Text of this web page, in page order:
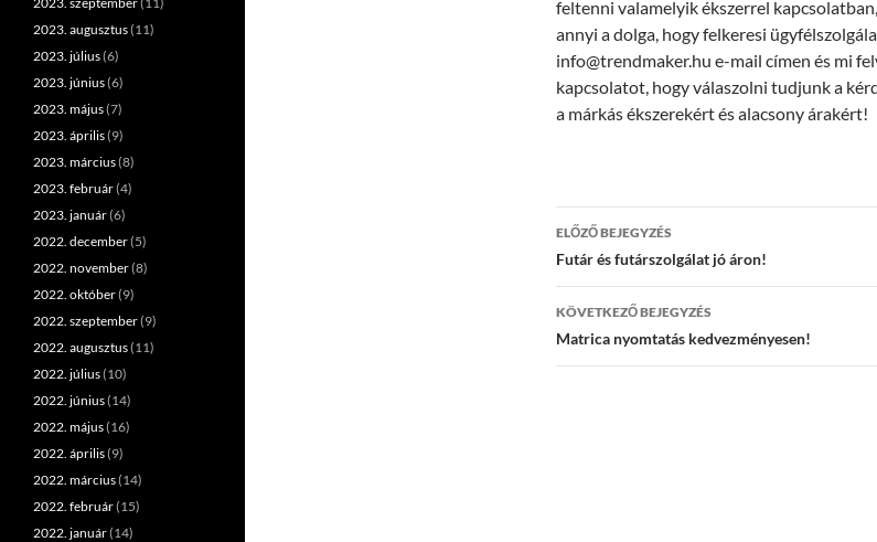
feltenni valamelyik ékszerrel
annyi a dolga, hogy felkeresi
info@trendmaker.hu e-mail címen és mi
kapcsolatot, hogy válaszolni tudjunk a
a márkás ékszerekért és alacsony árakért!
Bejegyzések
navigációja
ELŐZŐ BEJEGYZÉS
Futár és futárszolgálat jó áron!
KÖVETKEZŐ BEJEGYZÉS
Matrica nyomtatás kedvezményesen!
2023. augusztus(11)
2023. július(6)
2023. június(6)
2023. május(7)
2023. április(9)
2023. március(8)
2023. február(4)
2023. január(6)
2022. december(5)
2022. november(8)
2022. október(9)
2022. szeptember(9)
2022. augusztus(11)
2022. július(10)
2022. június(14)
2022. május(16)
2022. április(9)
2022. március(14)
2022. február(15)
2022. január(14)